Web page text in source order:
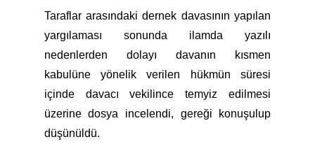
Taraflar arasındaki dernek davasının yapılan
yargılaması sonunda ilamda yazılı
nedenlerden dolayı davanın kısmen
kabulüne yönelik verilen hükmün süresi
içinde davacı vekilince temyiz edilmesi
üzerine dosya incelendi, gereği konuşulup
düşünüldü.